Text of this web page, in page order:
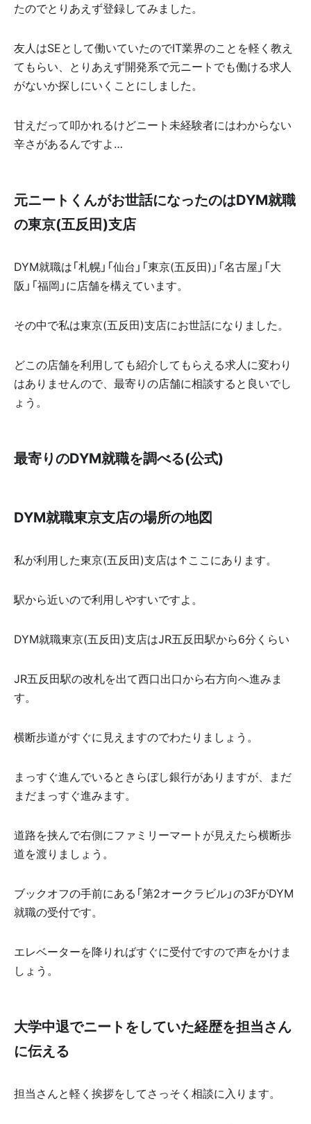
たのでとりあえず登録してみました。
友人はSEとして働いていたのでIT業界のことを軽く教え
てもらい、とりあえず開発系で元ニートでも働ける求人
がないか探しにいくことにしました。
甘えだって叩かれるけどニート未経験者にはわからない
辛さがあるんですよ…
元ニートくんがお世話になったのはDYM就職
の東京(五反田)支店
DYM就職は「札幌」「仙台」「東京(五反田)」「名古屋」「大
阪」「福岡」に店舗を構えています。
その中で私は東京(五反田)支店にお世話になりました。
どこの店舗を利用しても紹介してもらえる求人に変わり
はありませんので、最寄りの店舗に相談すると良いでし
ょう。
最寄りのDYM就職を調べる(公式)
DYM就職東京支店の場所の地図
私が利用した東京(五反田)支店は↑ここにあります。
駅から近いので利用しやすいですよ。
DYM就職東京(五反田)支店はJR五反田駅から6分くらい
JR五反田駅の改札を出て西口出口から右方向へ進みま
す。
横断歩道がすぐに見えますのでわたりましょう。
まっすぐ進んでいるときらぼし銀行がありますが、まだ
まだまっすぐ進みます。
道路を挟んで右側にファミリーマートが見えたら横断歩
道を渡りましょう。
ブックオフの手前にある「第2オークラビル」の3FがDYM
就職の受付です。
エレベーターを降りればすぐに受付ですので声をかけま
しょう。
大学中退でニートをしていた経歴を担当さん
に伝える
担当さんと軽く挨拶をしてさっそく相談に入ります。